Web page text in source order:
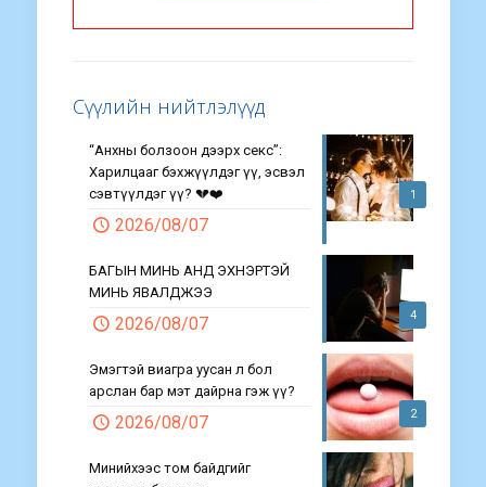
Сүүлийн нийтлэлүүд
1
“Анхны болзоон дээрх секс”:
Харилцааг бэхжүүлдэг үү, эсвэл
сэвтүүлдэг үү? 💔❤️
2026/08/07
4
БАГЫН МИНЬ АНД ЭХНЭРТЭЙ
МИНЬ ЯВАЛДЖЭЭ
2026/08/07
2
Эмэгтэй виагра уусан л бол
арслан бар мэт дайрна гэж үү?
2026/08/07
Минийхээс том байдгийг